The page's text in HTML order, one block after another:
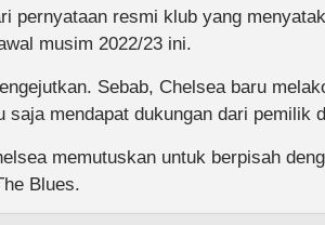
pernyataan resmi klub yang
musim 2022/23 ini.
Sebab, Chelsea baru
saja mendapat dukungan dari pemilik
memutuskan untuk berpisah
Blues.